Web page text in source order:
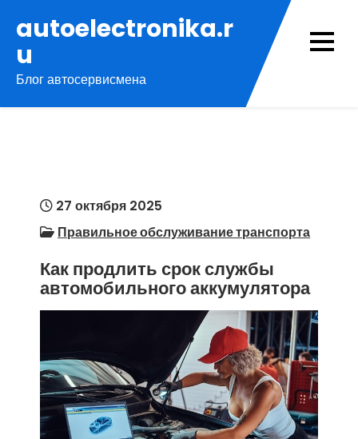
содержимому
autoelectronika.r
u
Блог автосервисмена
27 октября 2025
Правильное обслуживание транспорта
Как продлить срок службы
автомобильного аккумулятора